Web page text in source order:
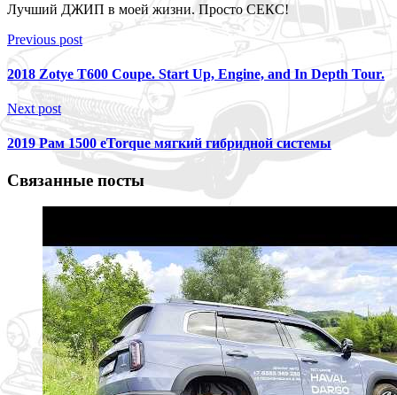
Лучший ДЖИП в моей жизни. Просто СЕКС!
Previous post
2018 Zotye T600 Coupe. Start Up, Engine, and In Depth Tour.
Next post
2019 Рам 1500 eTorque мягкий гибридной системы
Связанные посты